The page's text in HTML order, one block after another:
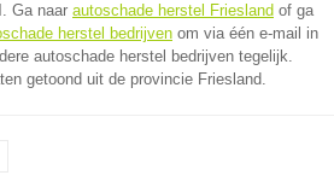
. Ga naar autoschade herstel Friesland of ga
herstel bedrijven om via één e-mail in
autoschade herstel bedrijven tegelijk.
getoond uit de provincie Friesland.